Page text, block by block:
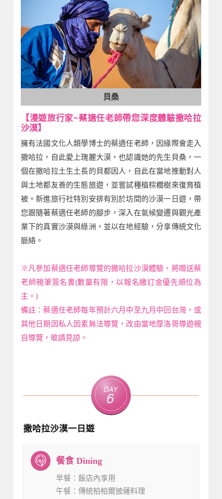
貝桑
【漫遊旅行家~蔡適任老師帶您深度體驗撒哈拉
沙漠】
擁有法國文化人類學博士的蔡適任老師，因緣際會走入
撒哈拉，自此愛上瑰麗大漠，也認識她的先生貝桑，一
個在撒哈拉土生土長的貝都因人，自此在當地推動對人
與土地都友善的生態旅遊，並嘗試種植棕櫚樹來復育植
被。新進旅行社特別安排有別於坊間的沙漠一日遊，帶
您跟隨著蔡適任老師的腳步，深入在氣候變遷與觀光產
業下的真實沙漠與綠洲，並以在地經驗，分享傳統文化
脈絡。
※凡參加蔡適任老師導覽的撒哈拉沙漠體驗，將贈送蔡
老師親筆簽名書(數量有限，以報名繳訂金優先順位為
主。)
備註：蔡適任老師每年預計六月中至九月中回台灣，或
其他日期因私人因素無法導覽，改由當地摩洛哥導遊親
自導覽，敬請見諒。
Day
6
撒哈拉沙漠一日遊
早餐 ：飯店內享用
午餐 ：傳統柏柏爾披薩料理